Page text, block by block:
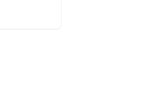
芝刈りは、新しい芽を促進し
外構工事やエクステリア工事